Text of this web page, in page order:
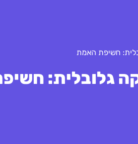
גלובלית: